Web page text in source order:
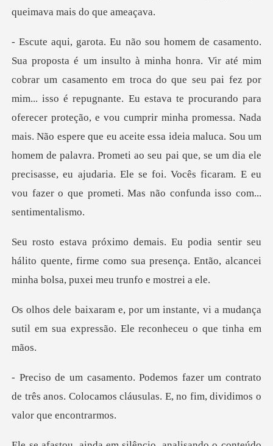
o é repugnante. Eu estava te procurando para
oferecer proteção, e vou cumprir minha promessa. Nada
mais. Não espere que eu aceite essa ideia maluca. Sou um
homem de pala
u
hálito quente, firme como sua presença. Então, al
nte, vi a mudança
sutil em sua express
contrato
de três anos. Colocamos cláusulas.